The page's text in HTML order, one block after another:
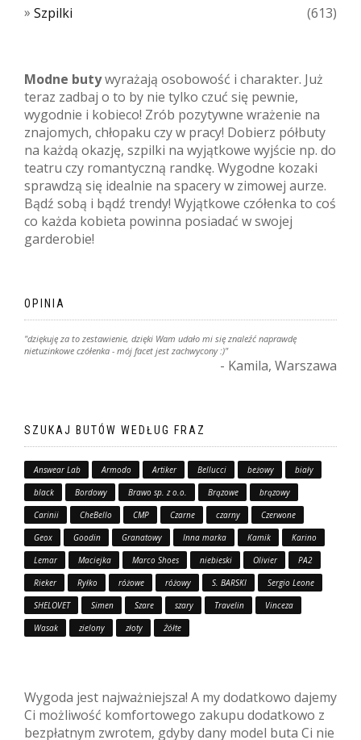
Szpilki
(613)
Modne butywyrażają osobowość i charakter. Już
teraz zadbaj o to by nie tylko czuć się pewnie,
wygodnie i kobieco! Zrób pozytywne wrażenie na
znajomych, chłopaku czy w pracy! Dobierz półbuty
na każdą okazję, szpilki na wyjątkowe wyjście np. do
teatru czy romantyczną randkę. Wygodne kozaki
sprawdzą się idealnie na spacery w zimowej aurze.
Bądź sobą i bądź trendy! Wyjątkowe czółenka to coś
co każda kobieta powinna posiadać w swojej
garderobie!
OPINIA
"dziękuję za to zestawienie, dzięki Wam udało mi się znaleźć naprawdę
nietuzinkowe czółenka - mój facet jest zachwycony :)"
- Kamila, Warszawa
SZUKAJ BUTÓW WEDŁUG FRAZ
Answear Lab Armodo Artiker Bellucci beżowy
biały
black
Bordowy Brawo sp. z o.o. Brązowe
brązowy
Carinii
CheBello CMP Czarne czarny
Czerwone
Geox
Goodin Granatowy Inna marka Kamik
Karino
Lemar
Maciejka Marco Shoes niebieski Olivier
PA2
Rieker
Ryłko różowe różowy S. BARSKI
Sergio Leone
SHELOVET
Simen Szare szary Travelin
Vinceza
Wasak
zielony złoty Żółte
Wygoda jest najważniejsza! A my dodatkowo dajemy
Ci możliwość komfortowego zakupu dodatkowo z
bezpłatnym zwrotem, gdyby dany model buta Ci nie